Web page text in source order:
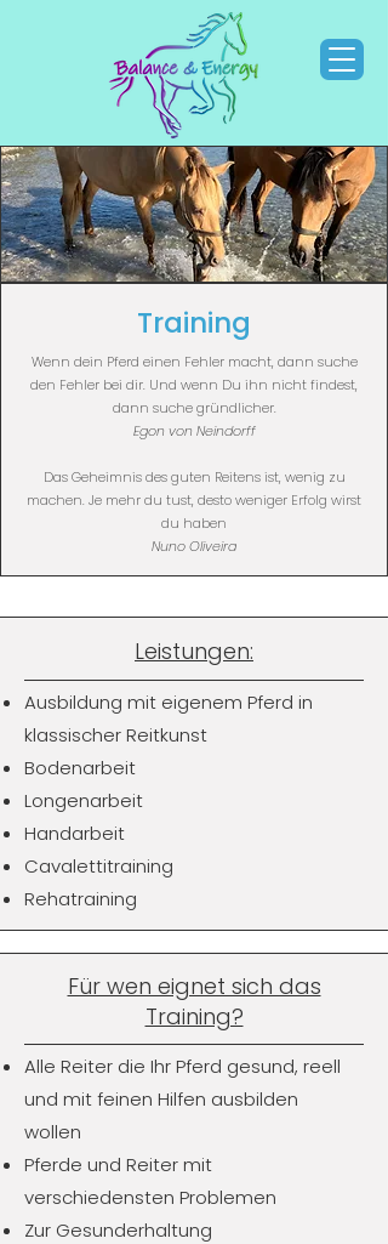
Training
Wenn dein Pferd einen Fehler macht, dann suche
den Fehler bei dir. Und wenn Du ihn nicht findest,
dann suche gründlicher.
Egon von Neindorff
Das Geheimnis des guten Reitens ist, wenig zu
machen. Je mehr du tust, desto weniger Erfolg wirst
du haben
Nuno Oliveira
Leistungen:
Ausbildung mit eigenem Pferd in
klassischer Reitkunst
Bodenarbeit
Longenarbeit
Handarbeit
Cavalettitraining
Rehatraining
Für wen eignet sich das
Training?
Alle Reiter die Ihr Pferd gesund, reell
und mit feinen Hilfen ausbilden
wollen
Pferde und Reiter mit
verschiedensten Problemen
Zur Gesunderhaltung